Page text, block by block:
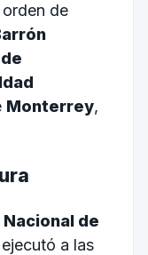
de
Monterrey,
de
a las